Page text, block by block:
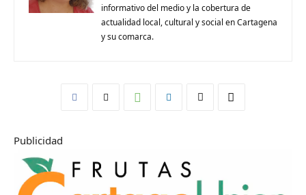
informativo del medio y la cobertura de
actualidad local, cultural y social en Cartagena
y su comarca.
Publicidad